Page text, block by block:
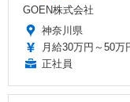
GOEN株式会社
神奈川県
月給30万円～50万
正社員